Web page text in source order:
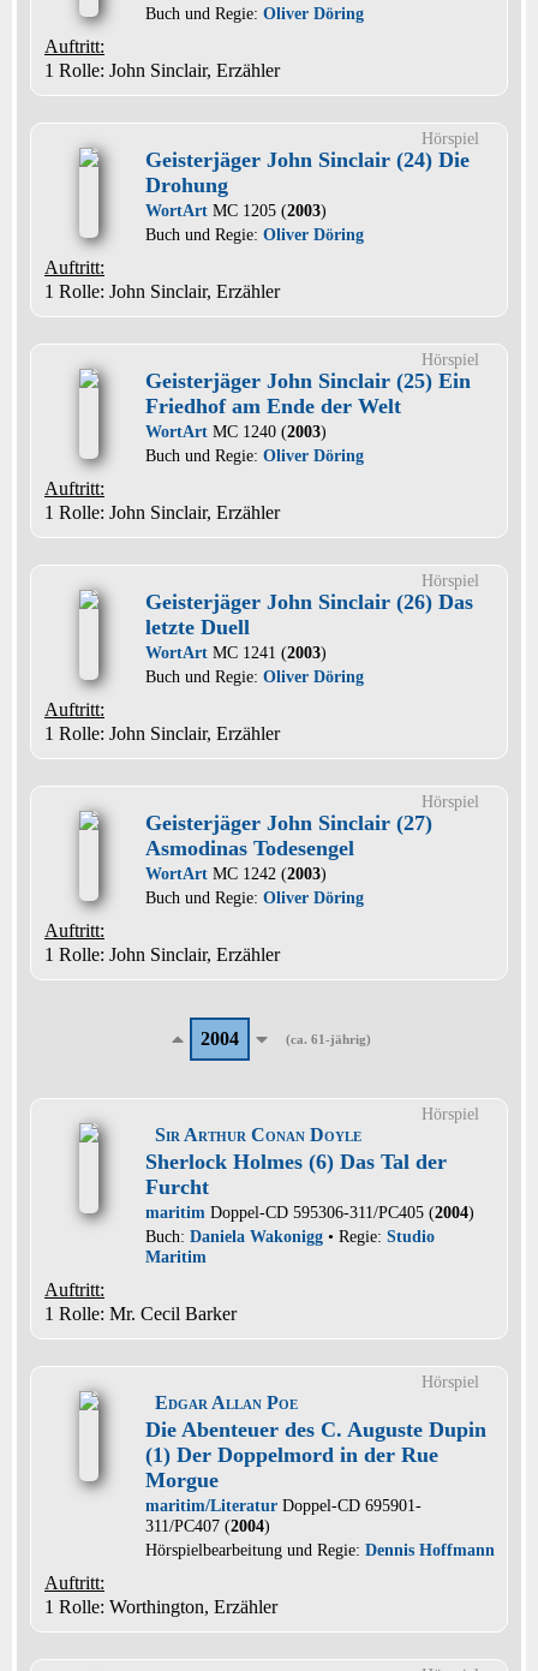
Buch und Regie: Oliver Döring
Auftritt:
1 Rolle: John Sinclair, Erzähler
Hörspiel
Geisterjäger John Sinclair (24) Die
Drohung
WortArt MC 1205 (2003)
Buch und Regie: Oliver Döring
Auftritt:
1 Rolle: John Sinclair, Erzähler
Hörspiel
Geisterjäger John Sinclair (25) Ein
Friedhof am Ende der Welt
WortArt MC 1240 (2003)
Buch und Regie: Oliver Döring
Auftritt:
1 Rolle: John Sinclair, Erzähler
Hörspiel
Geisterjäger John Sinclair (26) Das
letzte Duell
WortArt MC 1241 (2003)
Buch und Regie: Oliver Döring
Auftritt:
1 Rolle: John Sinclair, Erzähler
Hörspiel
Geisterjäger John Sinclair (27)
Asmodinas Todesengel
WortArt MC 1242 (2003)
Buch und Regie: Oliver Döring
Auftritt:
1 Rolle: John Sinclair, Erzähler
2004 (ca. 61-jährig)
Hörspiel
Sir Arthur Conan Doyle
Sherlock Holmes (6) Das Tal der
Furcht
maritim Doppel-CD 595306-311/PC405 (2004)
Buch: Daniela Wakonigg • Regie: Studio
Maritim
Auftritt:
1 Rolle: Mr. Cecil Barker
Hörspiel
Edgar Allan Poe
Die Abenteuer des C. Auguste Dupin
(1) Der Doppelmord in der Rue
Morgue
maritim/Literatur Doppel-CD 695901-
311/PC407 (2004)
Hörspielbearbeitung und Regie: Dennis Hoffmann
Auftritt:
1 Rolle: Worthington, Erzähler